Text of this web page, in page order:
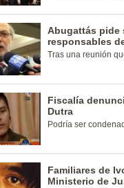
Abugattás pide
responsables
Tras una reunión
Fiscalía
Dutra
Podría ser
Familiares de
Ministerio de